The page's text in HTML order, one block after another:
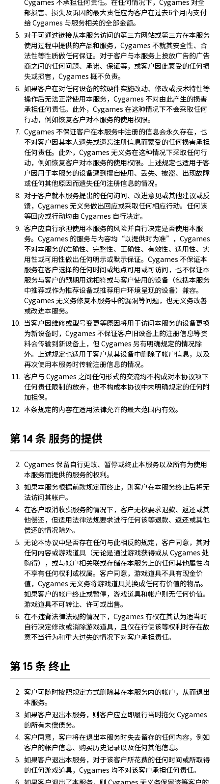
Cygames 不承担任何责任。在任何情况下，Cygames 对全
部损害、损失及诉因的最大责任应为客户在过去6个月内支付
给 Cygames 与服务相关的全部金额。
对于可通过链接从本服务访问的第三方网站或第三方在本服务
使用过程中提供的产品和服务，Cygames 不就其安全性、合
法性等性质做任何保证。对于客户与本服务上投放广告的广告
商之间的任何问题、承诺、保证等，或客户因此蒙受的任何损
失或损害，Cygames 概不负责。
如果客户在对任何设备的软硬件实施改动、修改或技术特性等
操作后无法正常使用本服务，Cygames 不对由此产生的损害
承担任何责任。此外，Cygames 在这种情况下不会采取任何
行动，例如恢复客户对本服务的使用权限。
Cygames 不保证客户在本服务中注册的信息会永久存在，也
不对客户因其本人遗失或遗忘注册信息而蒙受的任何损害承担
任何责任。此外，Cygames 无义务在这种情况下采取任何行
动，例如恢复客户对本服务的使用权限。上述规定也适用于客
户因用于本服务的设备遭到擅自使用、丢失、被盗、出现故障
或任何其他原因而遗失任何注册信息的情况。
对于客户就本服务提出的任何询问、改进意见或其他建议或反
馈，Cygames 无义务做出回应或采取任何相应行动。任何该
等回应或行动均由 Cygames 自行决定。
客户应自行承担使用本服务的风险并自行决定是否使用本服
务。Cygames 的服务与内容均“以提供时为准”，Cygames
不对本服务的准确性、完整性、正确性、有效性、适用性、实
用性或可用性做出任何明示或默示保证。Cygames 不保证本
服务在客户选择的任何时间或地点可用或可访问，也不保证本
服务与客户的预期用途相符或与客户使用的设备（包括本服务
中推荐或作为推荐设备或推荐用户环境呈现的设备）兼容。
Cygames 无义务修复本服务中的漏洞等问题，也无义务改善
或改进本服务。
当客户因维修或型号变更等原因将用于访问本服务的设备更换
为新设备时，Cygames 不保证客户旧设备上的注册信息等资
料会传输到新设备上，但 Cygames 另有明确规定的情况除
外。上述规定也适用于客户从其设备中删除了帐户信息，以及
再次使用本服务时传输注册信息的情况。
客户与 Cygames 之间任何形式的交流均不构成对本协议项下
任何责任限制的放弃，也不构成本协议中未明确规定的任何附
加担保。
本条规定的内容在适用法律允许的最大范围内有效。
第 14 条 服务的提供
Cygames 保留自行更改、暂停或终止本服务以及所有为使用
本服务而提供的服务的权利。
如果本服务根据前款规定而终止，则客户在本服务终止后将无
法访问其帐户。
在客户取消收费服务的情况下，客户无权要求退款、返还或其
他偿还，但适用法律法规要求进行任何该等退款、返还或其他
偿还的情况除外。
无论本协议中是否存在任何与此相反的规定，客户同意，其对
任何内容或游戏道具（无论是通过游戏获得或从 Cygames 处
购得），或与帐户相关联或存储在本服务上的任何其他属性均
不享有任何权利或权属。客户同意，游戏道具不具有现金价
值，Cygames 无义务将游戏道具兑换成任何有价值的物品。
如果客户的帐户终止或暂停，游戏道具和帐户则无任何价值。
游戏道具不可转让、许可或出售。
在不违背法律法规的情况下，Cygames 有权在其认为适当时
自行决定修改或消除游戏道具，且仅在行使该等权利时存在故
意不当行为和重大过失的情况下对客户承担责任。
第 15 条 终止
客户可随时按照规定方式删除其在本服务内的帐户，从而退出
本服务。
如果客户退出本服务，则客户应立即履行当时拖欠 Cygames
的所有未偿债务。
客户同意，客户将在退出本服务时失去留存的任何内容，例如
客户的帐户信息、购买历史记录以及任何其他信息。
如果客户退出本服务，对于该客户所花费的任何时间或所取得
的任何游戏道具，Cygames 均不对该客户承担任何责任。
如果客户退出了本服务，则 Cygames 无义务保留该等客户的